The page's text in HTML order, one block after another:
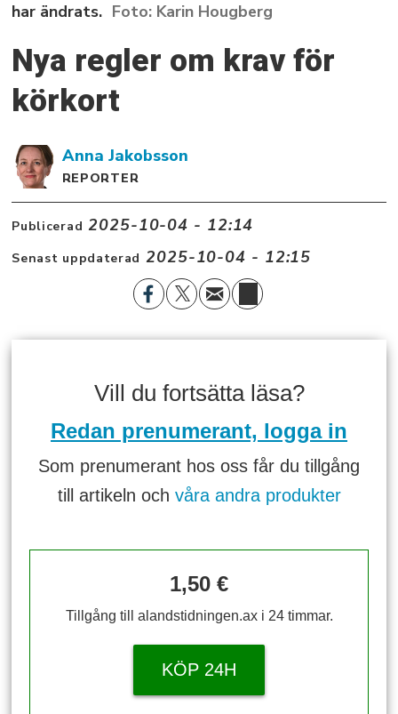
har ändrats.
Karin Hougberg
Nya regler om krav för
körkort
Anna Jakobsson
REPORTER
Publicerad 2025-10-04 - 12:14
Senast uppdaterad 2025-10-04 - 12:15
Vill du fortsätta läsa?
Redan prenumerant, logga in
Som prenumerant hos oss får du tillgång
till artikeln och våra andra produkter
1,50 €
Tillgång till alandstidningen.ax i 24 timmar.
KÖP 24H